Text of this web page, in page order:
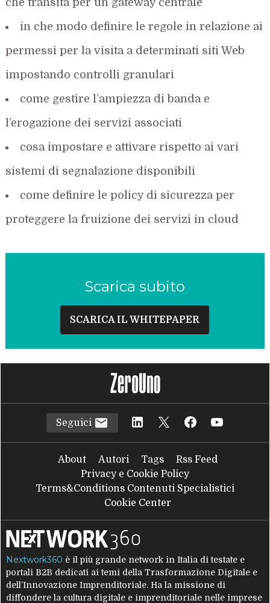
in che modo definire le regole in relazione ai
permessi per la visita a determinati siti Web
impostando controlli granulari
come gestire l’ampiezza di banda e
l’erogazione dei servizi associati
cosa impostare e attivare rispetto ai vari
sistemi di segnalazione disponibili
come definire le policy di sicurezza per
proteggere la fruizione dei servizi in cloud
Scarica subito
SCARICA IL WHITEPAPER
Seguici
About Autori Tags
Rss Feed
Privacy e Cookie Policy
Terms&Conditions Contenuti Specialistici
Cookie Center
Nextwork360 è il più grande network in Italia di testate e
portali B2B dedicati ai temi della Trasformazione Digitale e
dell’Innovazione Imprenditoriale. Ha la missione di
diffondere la cultura digitale e imprenditoriale nelle imprese